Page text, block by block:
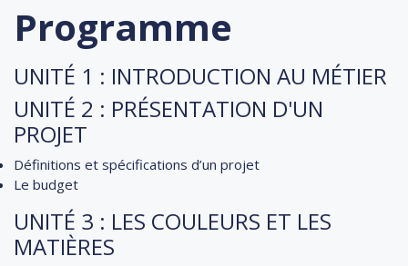
Programme
UNITÉ 1 : INTRODUCTION AU MÉTIER
UNITÉ 2 : PRÉSENTATION D'UN
PROJET
Définitions et spécifications d’un projet
Le budget
UNITÉ 3 : LES COULEURS ET LES
MATIÈRES